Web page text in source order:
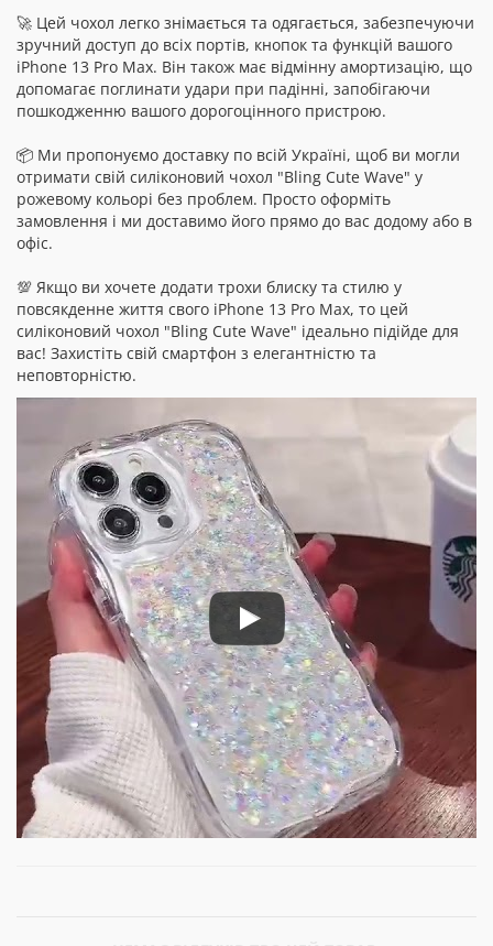
🚀 Цей чохол легко знімається та одягається, забезпечуючи
зручний доступ до всіх портів, кнопок та функцій вашого
iPhone 13 Pro Max. Він також має відмінну амортизацію, що
допомагає поглинати удари при падінні, запобігаючи
пошкодженню вашого дорогоцінного пристрою.
📦 Ми пропонуємо доставку по всій Україні, щоб ви могли
отримати свій силіконовий чохол "Bling Cute Wave" у
рожевому кольорі без проблем. Просто оформіть
замовлення і ми доставимо його прямо до вас додому або в
офіс.
💯 Якщо ви хочете додати трохи блиску та стилю у
повсякденне життя свого iPhone 13 Pro Max, то цей
силіконовий чохол "Bling Cute Wave" ідеально підійде для
вас! Захистіть свій смартфон з елегантністю та
неповторністю.